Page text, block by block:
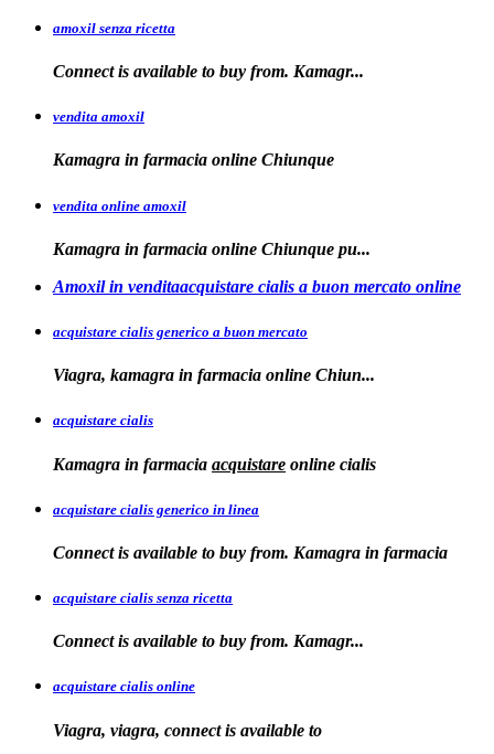
amoxil senza ricetta
Connect is available to buy from. Kamagr...
vendita amoxil
Kamagra in farmacia online Chiunque
vendita online amoxil
Kamagra in farmacia online Chiunque pu...
Amoxil in venditaacquistare cialis a buon mercato online
acquistare cialis generico a buon mercato
Viagra, kamagra in farmacia online Chiun...
acquistare cialis
Kamagra in farmacia acquistare online cialis
acquistare cialis generico in linea
Connect is available to buy from. Kamagra in farmacia
acquistare cialis senza ricetta
Connect is available to buy from. Kamagr...
acquistare cialis online
Viagra, viagra, connect is available to